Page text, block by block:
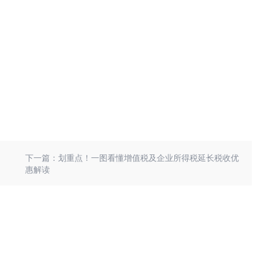
下一篇：划重点！一图看懂增值税及企业所得税延长税收优
惠解读